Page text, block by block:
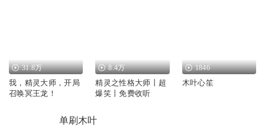
31.8万
我，精灵大师，开局
召唤冥王龙！
8.4万
精灵之性格大师丨超
爆笑丨免费收听
1846
木叶心笙
单刷木叶